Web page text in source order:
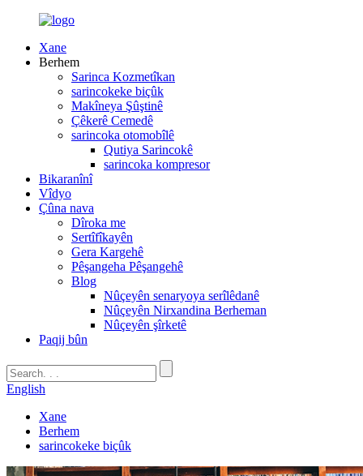
Xane
Berhem
Sarinca Kozmetîkan
sarincokeke biçûk
Makîneya Şûştinê
Çêkerê Cemedê
sarincoka otomobîlê
Qutiya Sarincokê
sarincoka kompresor
Bikaranînî
Vîdyo
Çûna nava
Dîroka me
Sertîfîkayên
Gera Kargehê
Pêşangeha Pêşangehê
Blog
Nûçeyên senaryoya serîlêdanê
Nûçeyên Nirxandina Berheman
Nûçeyên şîrketê
Paqij bûn
English
Xane
Berhem
sarincokeke biçûk